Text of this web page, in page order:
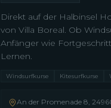
Direkt auf der Halbinsel
von Villa Boreal. Ob
Anfänger wie
Lernen.
Windsurfkurse Kitesurfkurse
An der Promenade 8,